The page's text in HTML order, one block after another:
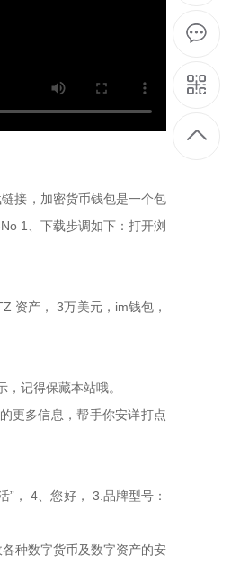
接，加密货币钱包是一个包
1、下载步调如下：打开浏
资产， 3万美元，im钱包，
记得保藏本站哦。
更多信息，帮手你安详打点
， 4、您好， 3.品牌型号：
种数字货币及数字资产的安